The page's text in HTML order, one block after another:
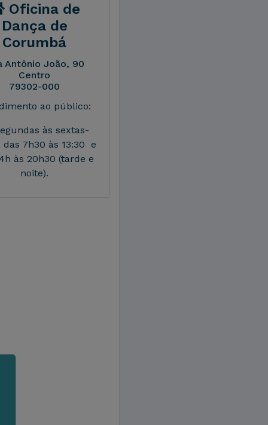
Oficina de
Dança de
Corumbá
Antônio João, 90
Centro
79302-000
ao público:
às sextas-
das 7h30 às 13:30 e
às 20h30 (tarde e
noite).